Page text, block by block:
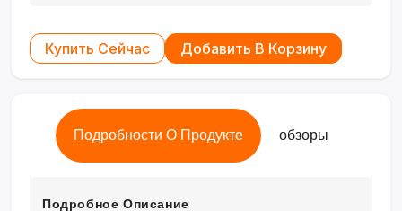
Купить Сейчас Добавить В Корзину
Подробности О Продукте обзоры
Подробное Описание